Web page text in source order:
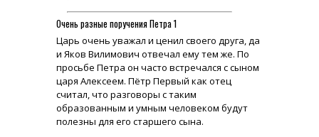
Очень разные поручения Петра 1
Царь очень уважал и ценил своего друга, да
и Яков Вилимович отвечал ему тем же. По
просьбе Петра он часто встречался с сыном
царя Алексеем. Пётр Первый как отец
считал, что разговоры с таким
образованным и умным человеком будут
полезны для его старшего сына.